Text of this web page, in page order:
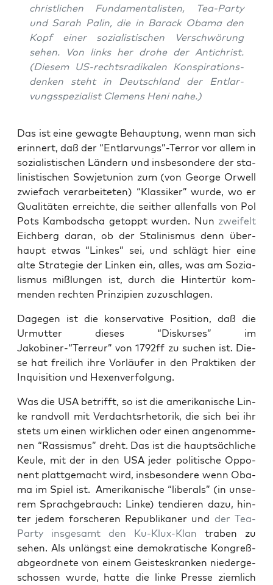
christ­li­chen Fun­da­men­ta­lis­ten, Tea-Par­ty
und Sarah Palin, die in Barack Oba­ma den
Kopf einer sozia­lis­ti­schen Ver­schwö­rung
sehen. Von links her dro­he der Anti­christ.
(Die­sem US-rechts­ra­di­ka­len Kon­spi­ra­ti­ons­
den­ken steht in Deutsch­land der Ent­lar­
vungs­spe­zia­list Cle­mens Heni nahe.)
Das ist eine gewag­te Behaup­tung, wenn man sich
erin­nert, daß der “Entlarvungs”-Terror vor allem in
sozia­lis­ti­schen Län­dern und ins­be­son­de­re der sta­
li­nis­ti­schen Sowjet­uni­on zum (von Geor­ge Orwell
zwie­fach ver­ar­bei­te­ten) “Klas­si­ker” wur­de, wo er
Qua­li­tä­ten erreich­te, die seit­her allen­falls von Pol
Pots Kam­bo­dscha getoppt wur­den. Nun zwei­felt
Eich­berg dar­an, ob der Sta­li­nis­mus denn über­
haupt etwas “Lin­kes” sei, und schlägt hier eine
alte Stra­te­gie der Lin­ken ein, alles, was am Sozia­
lis­mus miß­lun­gen ist, durch die Hin­ter­tür kom­
men­den rech­ten Prin­zi­pi­en zuzuschlagen.
Dage­gen ist die kon­ser­va­ti­ve Posi­ti­on, daß die
Urmut­ter die­ses “Dis­kur­ses” im
Jakobiner-“Terreur” von 1792ff zu suchen ist. Die­
se hat frei­lich ihre Vor­läu­fer in den Prak­ti­ken der
Inqui­si­ti­on und Hexenverfolgung.
Was die USA betrifft, so ist die ame­ri­ka­ni­sche Lin­
ke rand­voll mit Ver­dachts­rhe­to­rik, die sich bei ihr
stets um einen wirk­li­chen oder einen ange­nom­me­
nen “Ras­sis­mus” dreht. Das ist die haupt­säch­li­che
Keu­le, mit der in den USA jeder poli­ti­sche Oppo­
nent platt­ge­macht wird, ins­be­son­de­re wenn Oba­
ma im Spiel ist. Ame­ri­ka­ni­sche “libe­rals” (in unse­
rem Sprach­ge­brauch: Lin­ke) ten­die­ren dazu, hin­
ter jedem for­sche­ren Repu­bli­ka­ner und der Tea-
Par­ty ins­ge­samt den Ku-Klux-Klan tra­ben zu
sehen. Als unlängst eine demo­kra­ti­sche Kon­greß­
ab­ge­ord­ne­te von einem Geis­tes­kran­ken nie­der­ge­
schos­sen wur­de, hat­te die lin­ke Pres­se ziem­lich